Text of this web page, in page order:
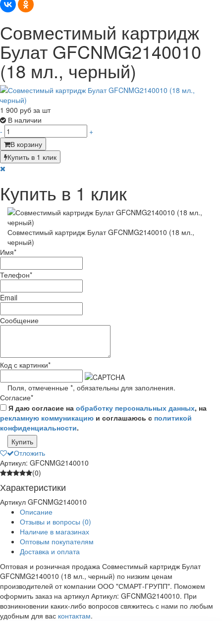
Совместимый картридж
Булат GFCNMG2140010
(18 мл., черный)
1 900 руб за шт
В наличии
-
+
В корзину
Купить в 1 клик
Купить в 1 клик
Совместимый картридж Булат GFCNMG2140010 (18 мл.,
черный)
Имя*
Телефон*
Email
Сообщение
Код с картинки*
Поля, отмеченные *, обязательны для заполнения.
Согласие*
Я даю согласие на обработку персональных данных, на
рекламную коммуникацию и соглашаюсь с политикой
конфиденциальности.
Купить
Отложить
Артикул: GFCNMG2140010
(0)
Характеристики
Артикул GFCNMG2140010
Описание
Отзывы и вопросы (0)
Наличие в магазинах
Оптовым покупателям
Доставка и оплата
Оптовая и розничная продажа Совместимый картридж Булат
GFCNMG2140010 (18 мл., черный) по низким ценам
производителей от компании ООО "СМАРТ-ГРУПП". Поможем
оформить заказ на артикул Артикул: GFCNMG2140010. При
возникновении каких-либо вопросов свяжитесь с нами по любым
удобным для вас контактам.